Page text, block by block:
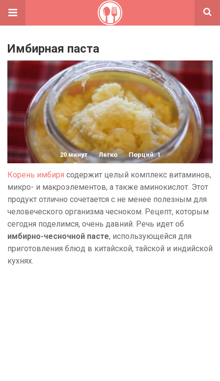
Имбирная паста
20 минут Легко Порций: 1
Корень имбиря содержит целый комплекс витаминов,
микро- и макроэлементов, а также аминокислот. Этот
продукт отлично сочетается с не менее полезным для
человеческого организма чесноком. Рецепт, которым
сегодня поделимся, очень давний. Речь идет об
имбирно-чесночной пасте, использующейся для
приготовления блюд в китайской, тайской и индийской
кухнях.